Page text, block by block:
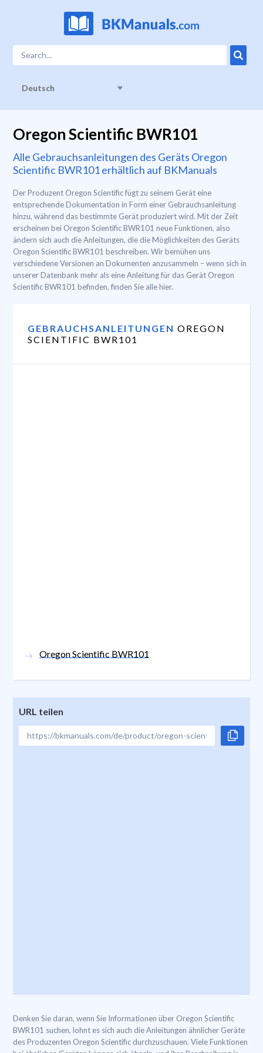
Deutsch
Oregon Scientific BWR101
Alle Gebrauchsanleitungen des Geräts Oregon
Scientific BWR101 erhältlich auf BKManuals
Der Produzent Oregon Scientific fügt zu seinem Gerät eine
entsprechende Dokumentation in Form einer Gebrauchsanleitung
hinzu, während das bestimmte Gerät produziert wird. Mit der Zeit
erscheinen bei Oregon Scientific BWR101 neue Funktionen, also
ändern sich auch die Anleitungen, die die Möglichkeiten des Geräts
Oregon Scientific BWR101 beschreiben. Wir bemühen uns
verschiedene Versionen an Dokumenten anzusammeln – wenn sich in
unserer Datenbank mehr als eine Anleitung für das Gerät Oregon
Scientific BWR101 befinden, finden Sie alle hier.
GEBRAUCHSANLEITUNGEN OREGON
SCIENTIFIC BWR101
Oregon Scientific BWR101
URL teilen
Denken Sie daran, wenn Sie Informationen über Oregon Scientific
BWR101 suchen, lohnt es sich auch die Anleitungen ähnlicher Geräte
des Produzenten Oregon Scientific durchzuschauen. Viele Funktionen